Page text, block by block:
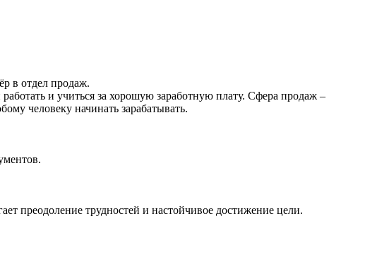
в отдел продаж.
и учиться за хорошую заработную плату. Сфера продаж –
человеку начинать зарабатывать.
преодоление трудностей и настойчивое достижение цели.